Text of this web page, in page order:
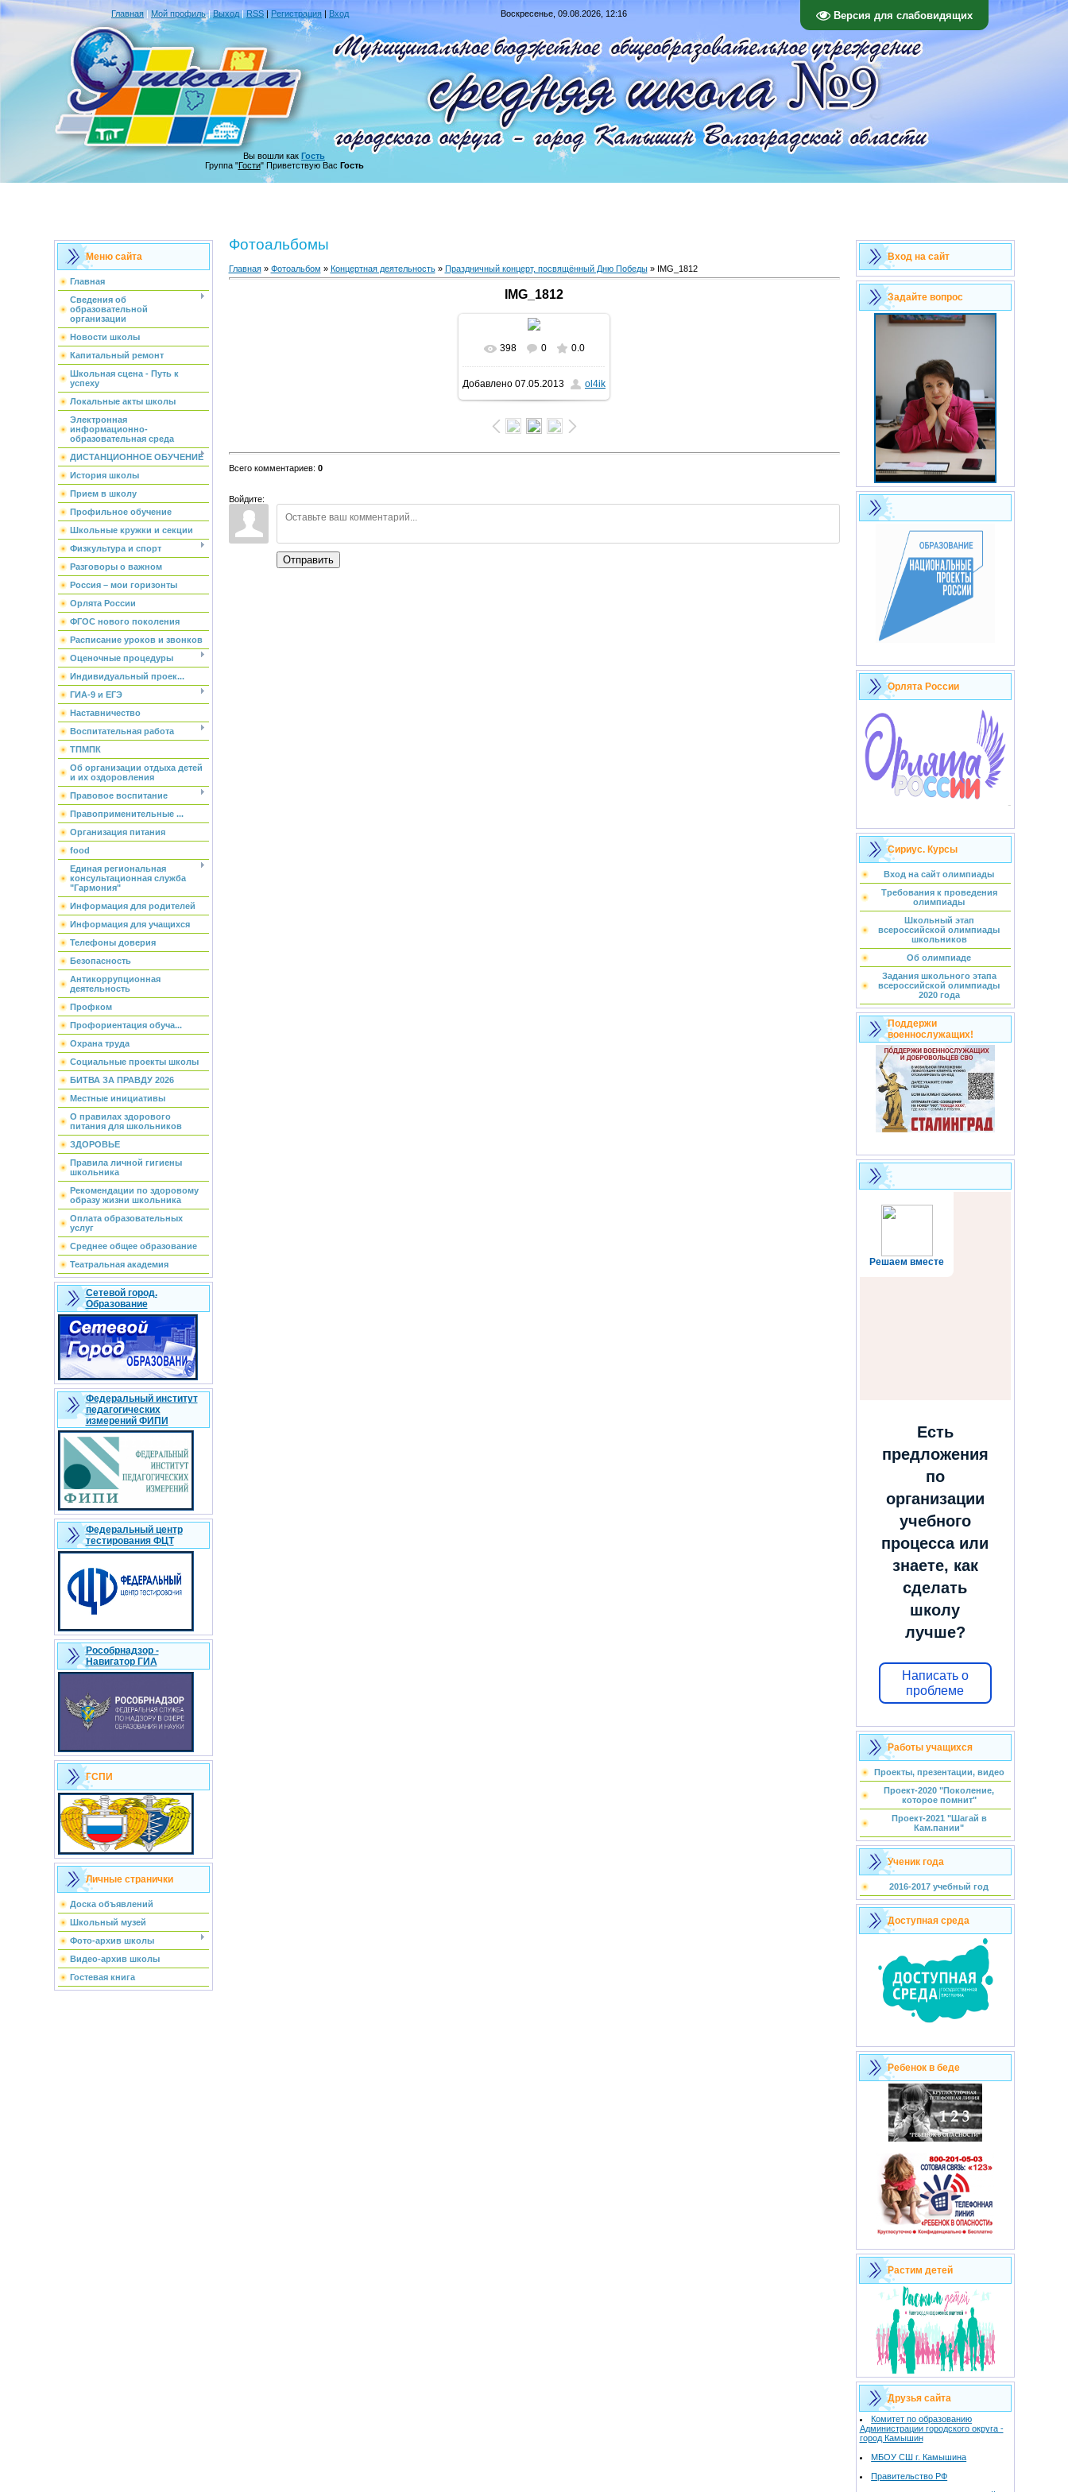
Версия для слабовидящих
Главная | Мой профиль|Выход| RSS| Регистрация | Вход Воскресенье, 09.08.2026, 12:16
Вы вошли как Гость
Группа "Гости" Приветствую Вас Гость
Меню сайта
Главная
Сведения об
образовательной
организации
Новости школы
Капитальный ремонт
Школьная сцена - Путь к
успеху
Локальные акты школы
Электронная
информационно-
образовательная среда
ДИСТАНЦИОННОЕ ОБУЧЕНИЕ
История школы
Прием в школу
Профильное обучение
Школьные кружки и секции
Физкультура и спорт
Разговоры о важном
Россия – мои горизонты
Орлята России
ФГОС нового поколения
Расписание уроков и звонков
Оценочные процедуры
Индивидуальный проек...
ГИА-9 и ЕГЭ
Наставничество
Воспитательная работа
ТПМПК
Об организации отдыха детей
и их оздоровления
Правовое воспитание
Правоприменительные ...
Организация питания
food
Единая региональная
консультационная служба
"Гармония"
Информация для родителей
Информация для учащихся
Телефоны доверия
Безопасность
Антикоррупционная
деятельность
Профком
Профориентация обуча...
Охрана труда
Социальные проекты школы
БИТВА ЗА ПРАВДУ 2026
Местные инициативы
О правилах здорового
питания для школьников
ЗДОРОВЬЕ
Правила личной гигиены
школьника
Рекомендации по здоровому
образу жизни школьника
Оплата образовательных
услуг
Среднее общее образование
Театральная академия
Сетевой город.
Образование
Федеральный институт
педагогических
измерений ФИПИ
Федеральный центр
тестирования ФЦТ
Рособрнадзор -
Навигатор ГИА
ГСПИ
Личные странички
Доска объявлений
Школьный музей
Фото-архив школы
Видео-архив школы
Гостевая книга
Фотоальбомы
Главная» Фотоальбом » Концертная деятельность» Праздничный концерт, посвящённый Дню Победы» IMG_1812
IMG_1812
В реальном размере
1600x1200/ 426.8Kb
398 0 0.0
Добавлено 07.05.2013 ol4ik
Всего комментариев: 0
Войдите:
Отправить
Вход на сайт
Задайте вопрос
Орлята России
Сириус. Курсы
Вход на сайт олимпиады
Требования к проведения
олимпиады
Школьный этап
всероссийской олимпиады
школьников
Об олимпиаде
Задания школьного этапа
всероссийской олимпиады
2020 года
Поддержи
военнослужащих!
Решаем вместе
Есть
предложения
по
организации
учебного
процесса или
знаете, как
сделать
школу
лучше?
Написать о
проблеме
Работы учащихся
Проекты, презентации, видео
Проект-2020 "Поколение,
которое помнит"
Проект-2021 "Шагай в
Кам.пании"
Ученик года
2016-2017 учебный год
Доступная среда
Ребенок в беде
Растим детей
Друзья сайта
Комитет по образованию
Администрации городского округа -
город Камышин
МБОУ СШ г. Камышина
Правительство РФ